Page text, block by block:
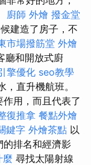
廚師 外燴 撥金堂
建造了房子，不
市場撥筋堂 外燴
廳和開放式廚
擎優化 seo教學
直升機航班。
用，而且代表了
復推拿 餐點外燴
鍵字 外燴茶點 以
的排名和經濟影
麼 尋找太陽射線